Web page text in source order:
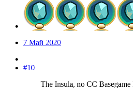
7 Май 2020
#10
The Insula, no CC